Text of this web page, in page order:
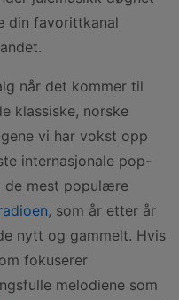
din favorittkanal
når det kommer til
klassiske, norske
vi har vokst opp
internasjonale pop-
de mest populære
, som år etter år
nytt og gammelt. Hvis
fokuserer
melodiene som